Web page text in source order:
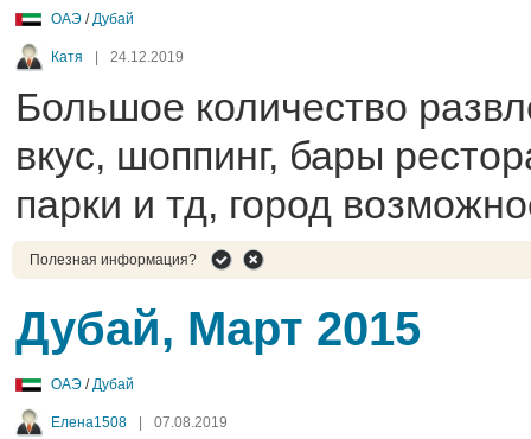
ОАЭ /Дубай
Катя 24.12.2019
Большое количество
вкус, шоппинг, бары
парки и тд, город
Полезная информация?
Дубай, Март 2015
ОАЭ /Дубай
Елена1508 07.08.2019